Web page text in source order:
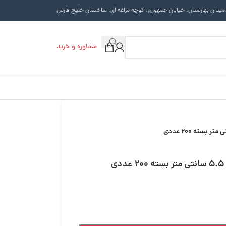
بهارستان. خیابان جمهوری. کوچه مراغه ای. ساختمان خلیج فارس
مشاوره و خرید